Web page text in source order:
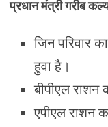
प्रधान मंत्री गरीब
जिन परिवार
हुवा है।
बीपीएल राशन
एपीएल राशन